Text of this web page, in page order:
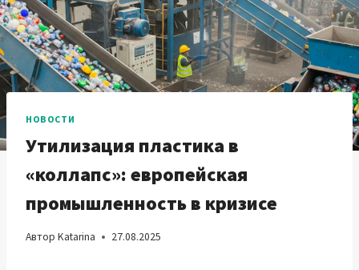
НОВОСТИ
Утилизация пластика в
«коллапс»: европейская
промышленность в кризисе
Автор Katarina 27.08.2025